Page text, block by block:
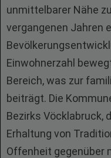
unmittelbarer Nähe
vergangenen Jahren
Einwohnerzahl
Bereich, was zur
beiträgt. Die
Bezirks Vöcklabruck,
Erhaltung von
Offenheit gegenüber